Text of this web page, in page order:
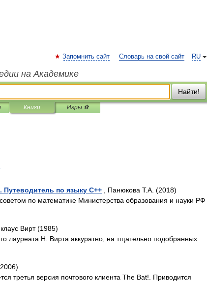
RU
Запомнить сайт Словарь на свой сайт
на Академике
Найти!
Книги Игры ⚽
по языку С++ , Панюкова Т.А. (2018)
по математике Министерства образования и науки РФ
Вирт (1985)
лауреата Н. Вирта аккуратно, на тщательно подобранных
третья версия почтового клиента The Bat!. Приводится